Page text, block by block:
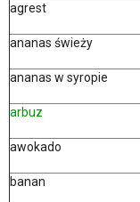
agrest
ananas świeży
ananas w syropie
arbuz
awokado
banan